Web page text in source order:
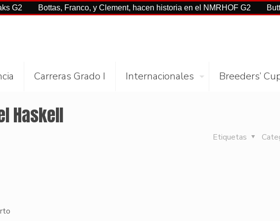
Bottas, Franco, y Clement, hacen historia en el NMRHOF G2 Buttah con
Carreras Grado I Internacionales Breeders’
Haskell
Etiquetas